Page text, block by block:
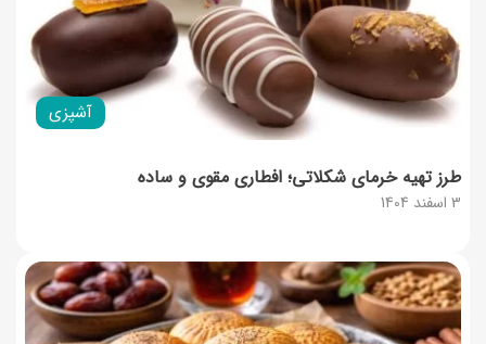
آشپزی
3 اسفند 1404
طرز تهیه خرمای شکلاتی؛ افطاری مقوی و ساده